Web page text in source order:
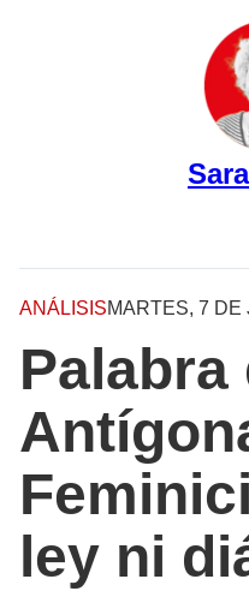
ANÁLISISMARTES, 7 DE
Palabra
ley ni